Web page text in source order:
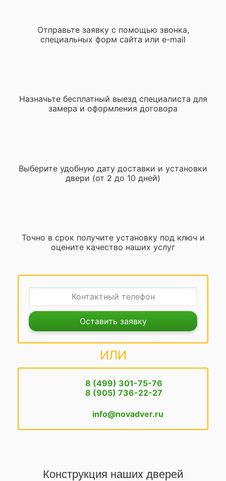
Отправьте заявку с помощью звонка,
специальных форм сайта или e-mail
Назначьте бесплатный выезд специалиста для
замера и оформления договора
Выберите удобную дату доставки и установки
двери (от 2 до 10 дней)
Точно в срок получите установку под ключ и
оцените качество наших услуг
Оставить заявку
ИЛИ
8 (499) 301-75-76
8 (905) 736-22-27
info@novadver.ru
Конструкция наших дверей